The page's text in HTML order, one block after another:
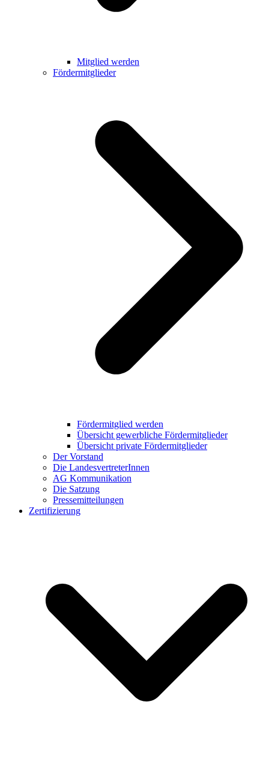
Mitglied werden
Fördermitglieder
Fördermitglied werden
Übersicht gewerbliche Fördermitglieder
Übersicht private Fördermitglieder
Der Vorstand
Die LandesvertreterInnen
AG Kommunikation
Die Satzung
Pressemitteilungen
Zertifizierung